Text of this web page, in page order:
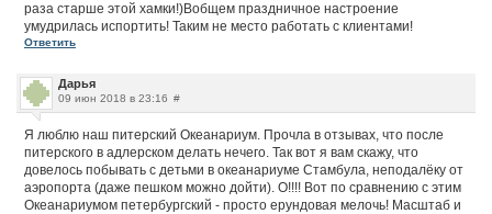
раза старше этой хамки!)Вобщем праздничное настроение
умудрилась испортить! Таким не место работать с клиентами!
Ответить
Дарья
09 июн 2018 в 23:16 #
Я люблю наш питерский Океанариум. Прочла в отзывах, что после
питерского в адлерском делать нечего. Так вот я вам скажу, что
довелось побывать с детьми в океанариуме Стамбула, неподалёку от
аэропорта (даже пешком можно дойти). О!!!! Вот по сравнению с этим
Океанариумом петербургский - просто ерундовая мелочь! Масштаб и